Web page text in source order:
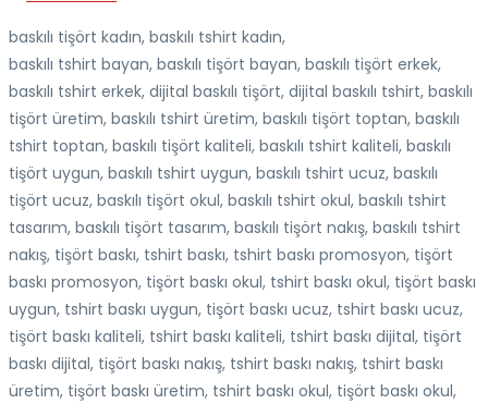
baskılı tişört kadın, baskılı tshirt kadın,
baskılı tshirt bayan, baskılı tişört bayan, baskılı tişört erkek,
baskılı tshirt erkek, dijital baskılı tişört, dijital baskılı tshirt, baskılı
tişört üretim, baskılı tshirt üretim, baskılı tişört toptan, baskılı
tshirt toptan, baskılı tişört kaliteli, baskılı tshirt kaliteli, baskılı
tişört uygun, baskılı tshirt uygun, baskılı tshirt ucuz, baskılı
tişört ucuz, baskılı tişört okul, baskılı tshirt okul, baskılı tshirt
tasarım, baskılı tişört tasarım, baskılı tişört nakış, baskılı tshirt
nakış, tişört baskı, tshirt baskı, tshirt baskı promosyon, tişört
baskı promosyon, tişört baskı okul, tshirt baskı okul, tişört baskı
uygun, tshirt baskı uygun, tişört baskı ucuz, tshirt baskı ucuz,
tişört baskı kaliteli, tshirt baskı kaliteli, tshirt baskı dijital, tişört
baskı dijital, tişört baskı nakış, tshirt baskı nakış, tshirt baskı
üretim, tişört baskı üretim, tshirt baskı okul, tişört baskı okul,